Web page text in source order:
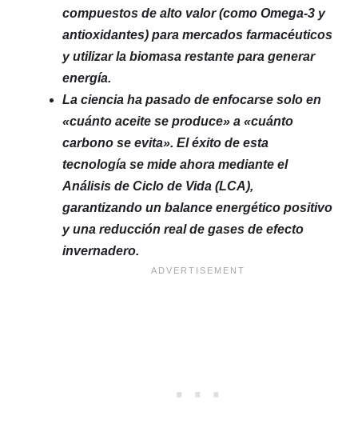
compuestos de alto valor (como Omega-3 y
antioxidantes) para mercados farmacéuticos
y utilizar la biomasa restante para generar
energía.
La ciencia ha pasado de enfocarse solo en
«cuánto aceite se produce» a «cuánto
carbono se evita». El éxito de esta
tecnología se mide ahora mediante el
Análisis de Ciclo de Vida (LCA),
garantizando un balance energético positivo
y una reducción real de gases de efecto
invernadero.